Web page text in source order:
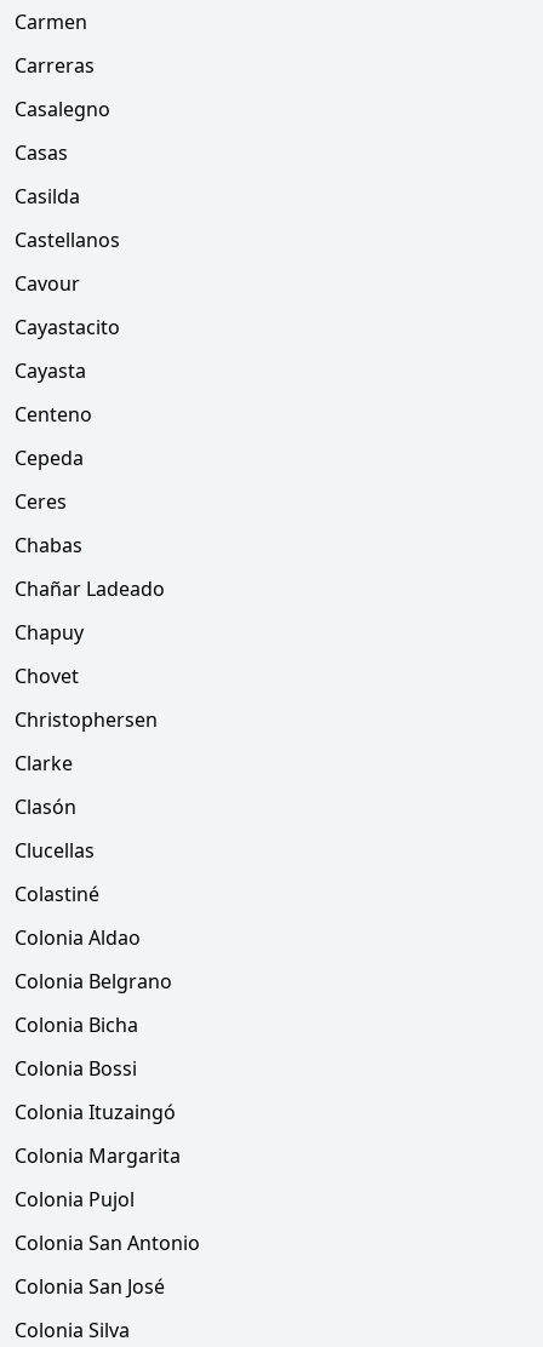
Carmen
Carreras
Casalegno
Casas
Casilda
Castellanos
Cavour
Cayastacito
Cayasta
Centeno
Cepeda
Ceres
Chabas
Chañar Ladeado
Chapuy
Chovet
Christophersen
Clarke
Clasón
Clucellas
Colastiné
Colonia Aldao
Colonia Belgrano
Colonia Bicha
Colonia Bossi
Colonia Ituzaingó
Colonia Margarita
Colonia Pujol
Colonia San Antonio
Colonia San José
Colonia Silva